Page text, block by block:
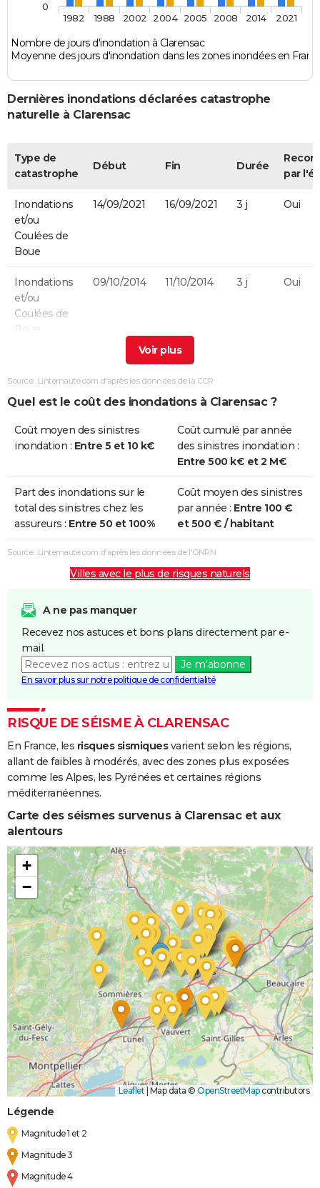
Nombre de jours d'inondation à Clarensac
Moyenne des jours d'inondation dans les zones inondées en
1982 1988 2002 2004 2005 2008 2014 2021
0
Dernières inondations déclarées catastrophe
naturelle à Clarensac
Type de
catastrophe
Début Fin Durée
par
Inondations
et/ou
Coulées de
Boue
14/09/2021 16/09/2021 3 j Oui
Inondations
et/ou
Coulées de
Boue
09/10/2014 11/10/2014 3 j Oui
et/ou
Boue
20/10/2008 20/10/2008
Inondations
et/ou
06/09/2005 09/09/2005 4 j Oui
Inondations
et/ou
Coulées de
04/11/2004 04/11/2004 1 j Oui
et/ou
Inondations
et/ou
Boue
03/10/1988 03/10/1988 1 j
Inondations
et/ou
Coulées de
Boue
06/11/1982 10/11/1982 5 j Oui
Source : Linternaute.com d'après les données de la CCR
Quel est le coût des inondations à Clarensac ?
Coût moyen des sinistres
inondation : Entre 5 et 10 k€
Coût cumulé par année
des sinistres inondation :
Entre 500 k€ et 2 M€
Part des inondations sur le
total des sinistres chez les
assureurs : Entre 50 et 100%
Coût moyen des sinistres
par année : Entre 100 €
et 500 € / habitant
Source : Linternaute.com d'après les données de l'ONRN
Villes avec le plus de risques naturels
A ne pas manquer
Recevez nos astuces et bons plans directement par e-
mail.
Je m'abonne
En savoir plus sur notre politique de confidentialité
RISQUE DE SÉISME À CLARENSAC
En France, les risques sismiquesvarient selon les régions,
allant de faibles à modérés, avec des zones plus exposées
comme les Alpes, les Pyrénées et certaines régions
méditerranéennes.
Carte des séismes survenus à Clarensac et aux
alentours
+
−
Leaflet Map data © OpenStreetMapcontributors
Légende
Magnitude 1 et 2
Magnitude 3
Magnitude 4